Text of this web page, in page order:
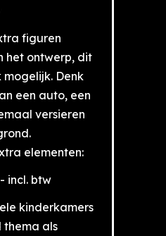
figuren
het ontwerp, dit
Denk
een auto, een
versieren
elementen:
incl. btw
kinderkamers
thema als